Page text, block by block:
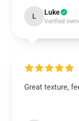
L Luke
Verified
Great texture,